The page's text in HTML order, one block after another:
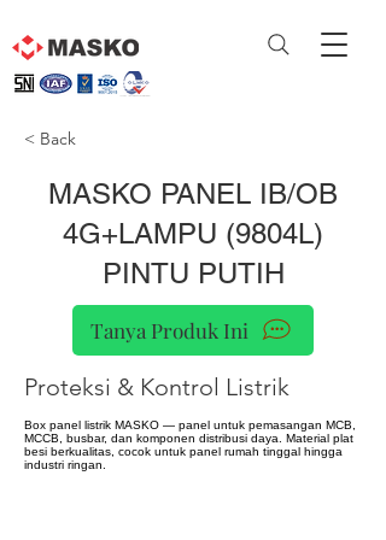
< Back
MASKO PANEL IB/OB
4G+LAMPU (9804L)
PINTU PUTIH
Tanya Produk Ini
Proteksi & Kontrol Listrik
Box panel listrik MASKO — panel untuk pemasangan MCB,
MCCB, busbar, dan komponen distribusi daya. Material plat
besi berkualitas, cocok untuk panel rumah tinggal hingga
industri ringan.